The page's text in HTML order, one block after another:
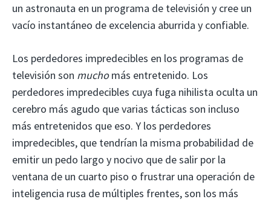
un astronauta en un programa de televisión y cree un
vacío instantáneo de excelencia aburrida y confiable.
Los perdedores impredecibles en los programas de
televisión son muchomás entretenido. Los
perdedores impredecibles cuya fuga nihilista oculta un
cerebro más agudo que varias tácticas son incluso
más entretenidos que eso. Y los perdedores
impredecibles, que tendrían la misma probabilidad de
emitir un pedo largo y nocivo que de salir por la
ventana de un cuarto piso o frustrar una operación de
inteligencia rusa de múltiples frentes, son los más